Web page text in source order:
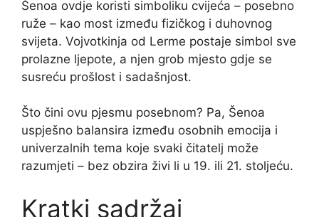
Šenoa ovdje koristi simboliku cvijeća – posebno
ruže – kao most između fizičkog i duhovnog
svijeta. Vojvotkinja od Lerme postaje simbol sve
prolazne ljepote, a njen grob mjesto gdje se
susreću prošlost i sadašnjost.
Što čini ovu pjesmu posebnom? Pa, Šenoa
uspješno balansira između osobnih emocija i
univerzalnih tema koje svaki čitatelj može
razumjeti – bez obzira živi li u 19. ili 21. stoljeću.
Kratki sadržaj